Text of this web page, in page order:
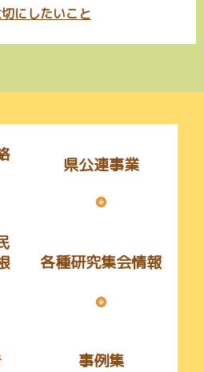
にしたいこと
県公連事業
各種研究集会情報
事例集